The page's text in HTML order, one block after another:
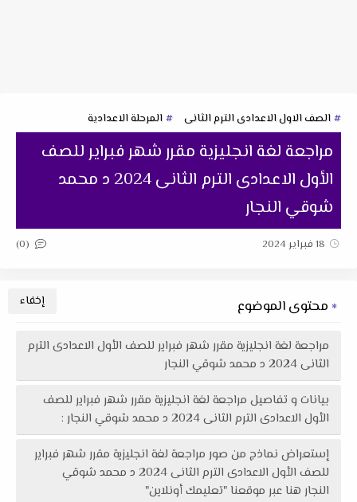
الصف الاول الاعدادى الترم الثانى المرحلة الاعدادية
مراجعة لغة انجليزية مقرر شهر فبراير للصف
الأول الاعدادى الترم الثانى 2024 د محمد
شوقي النجار
18 فبراير 2024 (0)
محتوى الموضوع
مراجعة لغة انجليزية مقرر شهر فبراير للصف الأول الاعدادى الترم
الثانى 2024 د محمد شوقي النجار
بيانات و تفاصيل مراجعة لغة انجليزية مقرر شهر فبراير للصف
الأول الاعدادى الترم الثانى 2024 د محمد شوقي النجار :
إستعراض نماذج من صور مراجعة لغة انجليزية مقرر شهر فبراير
للصف الأول الاعدادى الترم الثانى 2024 د محمد شوقي
النجار هنا عبر موقعنا "تعليمك أونلاين"